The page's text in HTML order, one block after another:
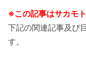
※この記事はサカモ
下記の関連記事及び
す。